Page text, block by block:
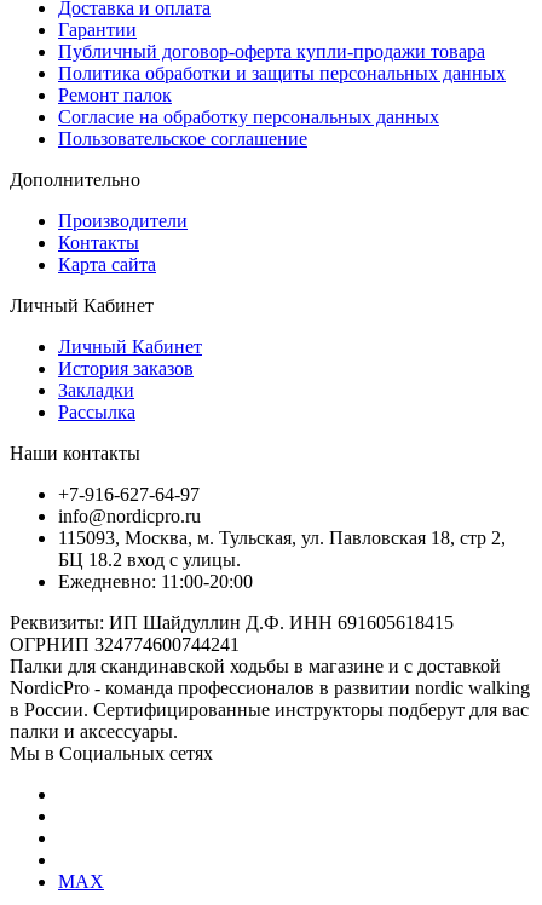
Доставка и оплата
Гарантии
Публичный договор-оферта купли-продажи товара
Политика обработки и защиты персональных данных
Ремонт палок
Согласие на обработку персональных данных
Пользовательское соглашение
Дополнительно
Производители
Контакты
Карта сайта
Личный Кабинет
Личный Кабинет
История заказов
Закладки
Рассылка
Наши контакты
+7-916-627-64-97
info@nordicpro.ru
115093, Москва, м. Тульская, ул. Павловская 18, стр 2,
БЦ 18.2 вход с улицы.
Ежедневно: 11:00-20:00
Реквизиты: ИП Шайдуллин Д.Ф. ИНН 691605618415
ОГРНИП 324774600744241
Палки для скандинавской ходьбы в магазине и с доставкой
NordicPro - команда профессионалов в развитии nordic walking
в России. Сертифицированные инструкторы подберут для вас
палки и аксессуары.
Мы в Социальных сетях
MAX